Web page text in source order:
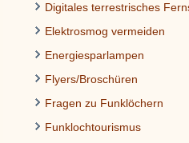
Digitales terrestrisches
Elektrosmog vermeiden
Energiesparlampen
Flyers/Broschüren
Fragen zu Funklöchern
Funklochtourismus